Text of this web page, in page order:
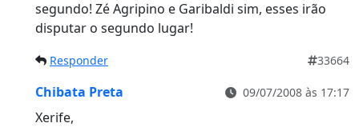
segundo! Zé Agripino e Garibaldi sim, esses irão
disputar o segundo lugar!
Responder 33664
Chibata Preta 09/07/2008 às 17:17
Xerife,